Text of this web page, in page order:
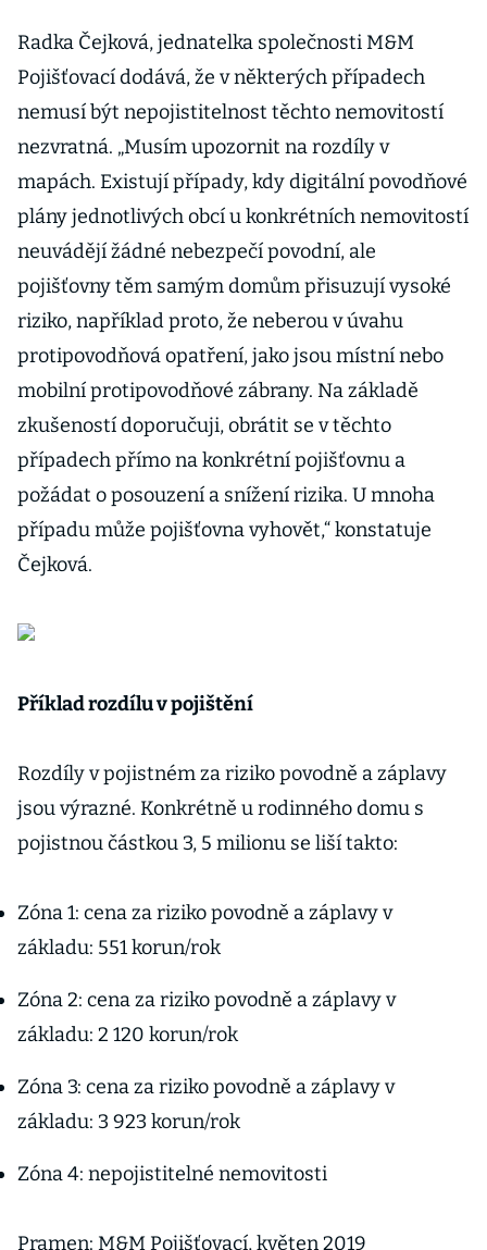
Radka Čejková, jednatelka společnosti M&M
Pojišťovací dodává, že v některých případech
nemusí být nepojistitelnost těchto nemovitostí
nezvratná. „Musím upozornit na rozdíly v
mapách. Existují případy, kdy digitální povodňové
plány jednotlivých obcí u konkrétních nemovitostí
neuvádějí žádné nebezpečí povodní, ale
pojišťovny těm samým domům přisuzují vysoké
riziko, například proto, že neberou v úvahu
protipovodňová opatření, jako jsou místní nebo
mobilní protipovodňové zábrany. Na základě
zkušeností doporučuji, obrátit se v těchto
případech přímo na konkrétní pojišťovnu a
požádat o posouzení a snížení rizika. U mnoha
případu může pojišťovna vyhovět,“ konstatuje
Čejková.
Příklad rozdílu v pojištění
Rozdíly v pojistném za riziko povodně a záplavy
jsou výrazné. Konkrétně u rodinného domu s
pojistnou částkou 3, 5 milionu se liší takto:
Zóna 1: cena za riziko povodně a záplavy v
základu: 551 korun/rok
Zóna 2: cena za riziko povodně a záplavy v
základu: 2 120 korun/rok
Zóna 3: cena za riziko povodně a záplavy v
základu: 3 923 korun/rok
Zóna 4: nepojistitelné nemovitosti
Pramen: M&M Pojišťovací, květen 2019